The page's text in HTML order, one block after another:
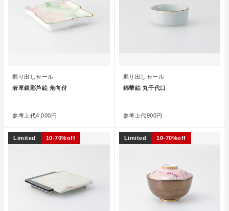
掘り出しセール
若草銀彩芦絵 角向付
参考上代4,000円
掘り出しセール
錦華絵 丸千代口
参考上代900円
Limited 10-70%off Limited 10-70%off